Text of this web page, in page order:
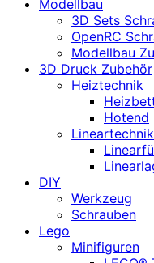
Modellbau
3D Sets
OpenRC
Modellbau
3D Druck Zubehör
Heiztechnik
Hotend
Lineartechnik
DIY
Werkzeug
Schrauben
Lego
Minifiguren